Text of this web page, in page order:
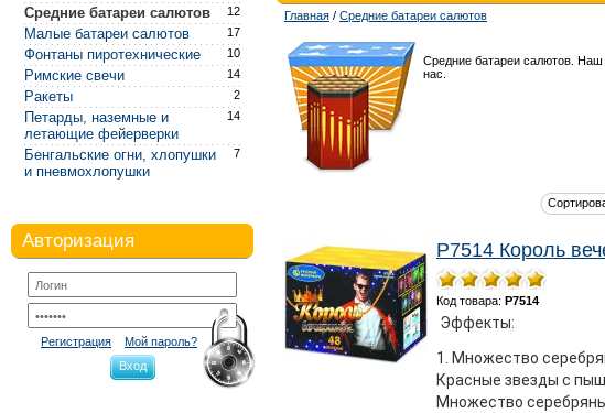
12
Средние батареи салютов
17
Малые батареи салютов
10
Фонтаны пиротехнические
14
Римские свечи
2
Ракеты
14
Петарды, наземные и
летающие фейерверки
7
Бенгальские огни, хлопушки
и пневмохлопушки
Авторизация
Регистрация
Мой пароль?
Вход
Главная / Средние батареи салютов
Средние батареи салютов. Наш
нас.
Р7514 Король
Код товара: Р7514
Эффекты:
1. Множество
Красные звезды с
Множество